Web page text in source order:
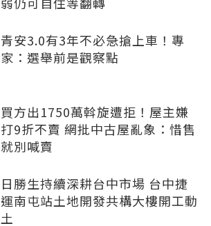
青安3.0有3年不必急搶上車！專
家：選舉前是觀察點
買方出1750萬斡旋遭拒！屋主嫌
打9折不賣 網批中古屋亂象：惜售
就別喊賣
日勝生持續深耕台中市場 台中捷
運南屯站土地開發共構大樓開工動
土